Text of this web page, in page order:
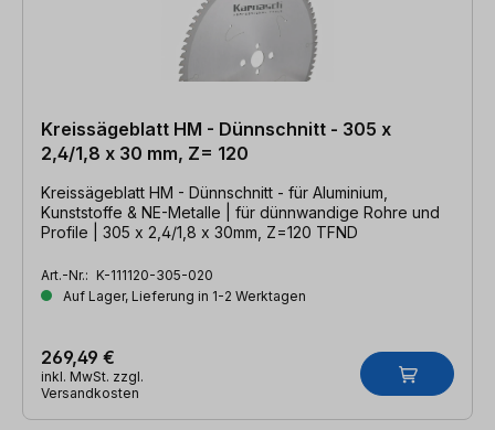
Kreissägeblatt HM - Dünnschnitt - 305 x
2,4/1,8 x 30 mm, Z= 120
Kreissägeblatt HM - Dünnschnitt - für Aluminium,
Kunststoffe & NE-Metalle | für dünnwandige Rohre und
Profile | 305 x 2,4/1,8 x 30mm, Z=120 TFND
Art.-Nr.: K-111120-305-020
Auf Lager, Lieferung in 1-2 Werktagen
269,49 €
inkl. MwSt. zzgl.
Versandkosten